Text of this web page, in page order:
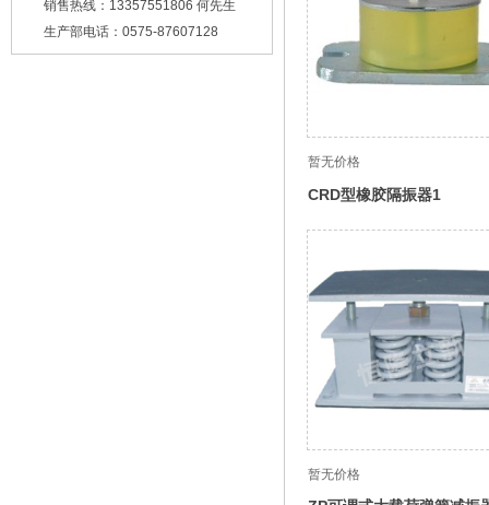
销售热线：13357551806 何先生
生产部电话：0575-87607128
传真：0575-87607828
暂无价格
CRD型橡胶隔振器1
暂无价格